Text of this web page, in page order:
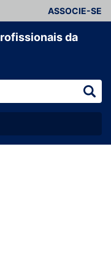
ASSOCIE-SE
da